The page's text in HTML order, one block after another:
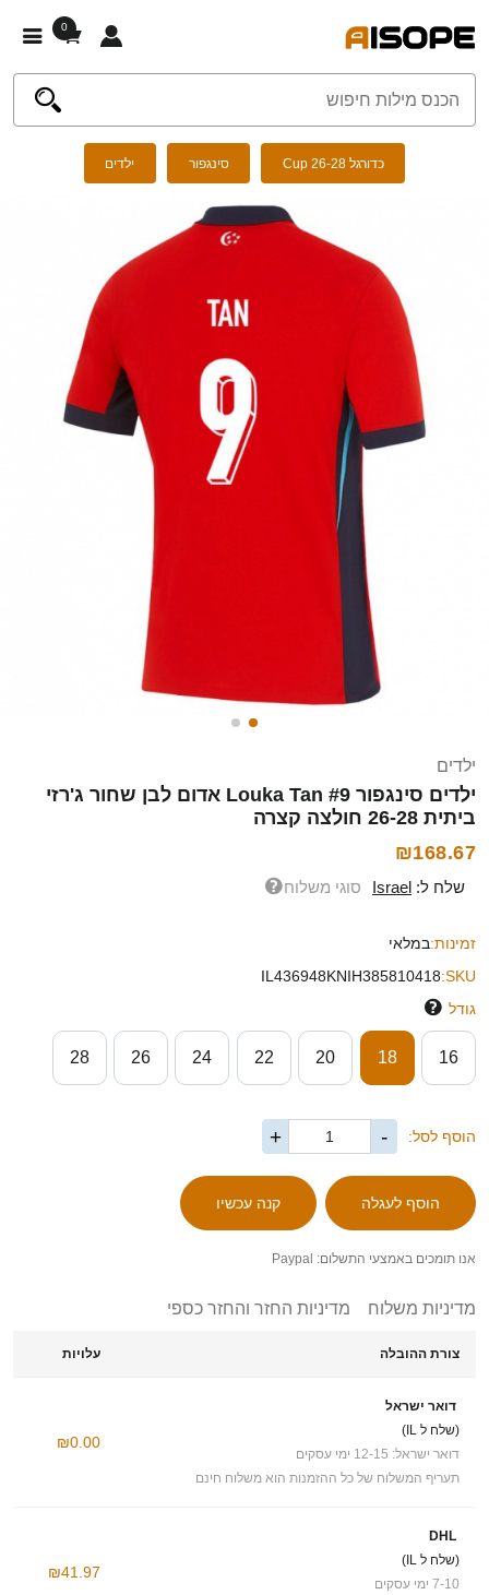
0
כדורגל Cup 26-28 סינגפור ילדים
ילדים
ילדים סינגפור Louka Tan #9 אדום לבן שחור ג'רזי
ביתית 26-28 חולצה קצרה
₪168.67
שלח ל: Israel סוגי משלוח
זמינות:במלאי
SKU:
IL436948KNIH385810418
גודל
16
18
20
22
24
26
28
הוסף לסל: -
+
אנו תומכים באמצעי התשלום: Paypal
מדיניות משלוח מדיניות החזר והחזר כספי
צורת ההובלה עלויות
דואר ישראל
(שלח ל IL)
דואר ישראל: 12-15 ימי עסקים
תעריף המשלוח של כל ההזמנות הוא משלוח חינם
₪0.00
DHL
(שלח ל IL)
7-10 ימי עסקים
₪41.97